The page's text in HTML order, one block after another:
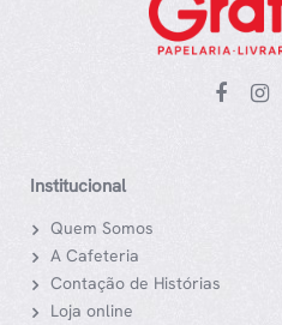
Institucional
Quem Somos
A Cafeteria
Contação de Histórias
Loja online